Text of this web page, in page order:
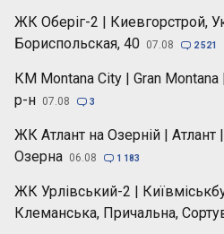
ЖК Оберіг-2 | Киевгорстрой,
Бориспольская, 40 07.08  2 521
КМ Montana City | Gran
р-н 07.08  3
ЖК Атлант на Озерній | Атлант
Озерна 06.08  1 183
ЖК Урлівський-2 |
Клеманська, Причальна,